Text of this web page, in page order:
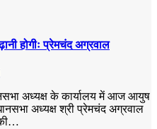
होगीः प्रेमचंद अग्रवाल
अध्यक्ष के कार्यालय में आज आयुष
अध्यक्ष श्री प्रेमचंद अग्रवाल